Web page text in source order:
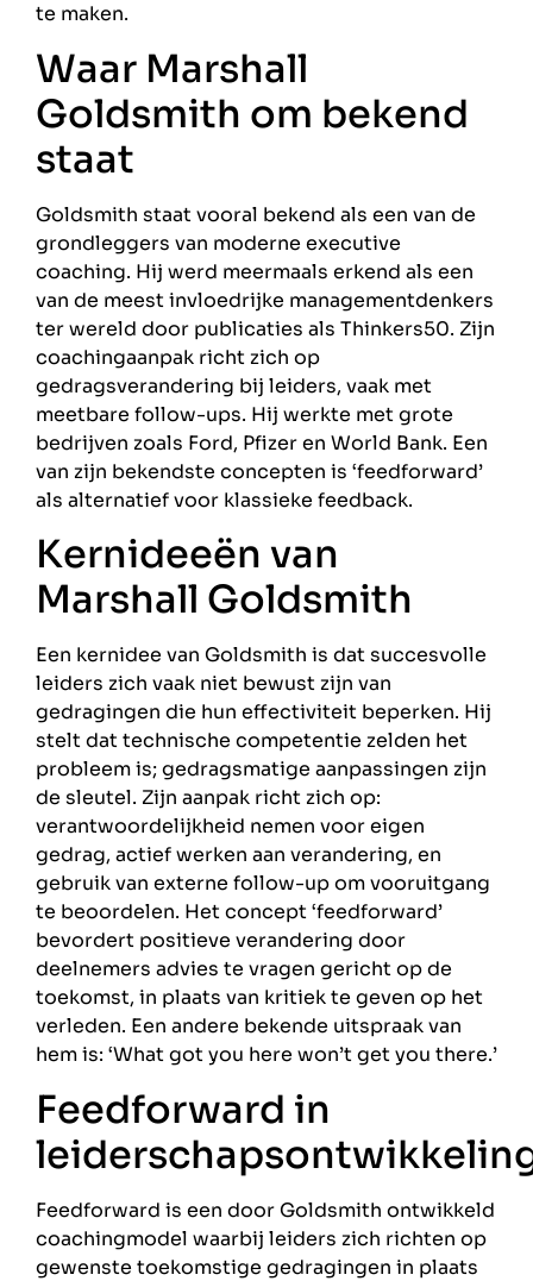
te maken.
Waar Marshall
Goldsmith om bekend
staat
Goldsmith staat vooral bekend als een van de
grondleggers van moderne executive
coaching. Hij werd meermaals erkend als een
van de meest invloedrijke managementdenkers
ter wereld door publicaties als Thinkers50. Zijn
coachingaanpak richt zich op
gedragsverandering bij leiders, vaak met
meetbare follow-ups. Hij werkte met grote
bedrijven zoals Ford, Pfizer en World Bank. Een
van zijn bekendste concepten is ‘feedforward’
als alternatief voor klassieke feedback.
Kernideeën van
Marshall Goldsmith
Een kernidee van Goldsmith is dat succesvolle
leiders zich vaak niet bewust zijn van
gedragingen die hun effectiviteit beperken. Hij
stelt dat technische competentie zelden het
probleem is; gedragsmatige aanpassingen zijn
de sleutel. Zijn aanpak richt zich op:
verantwoordelijkheid nemen voor eigen
gedrag, actief werken aan verandering, en
gebruik van externe follow-up om vooruitgang
te beoordelen. Het concept ‘feedforward’
bevordert positieve verandering door
deelnemers advies te vragen gericht op de
toekomst, in plaats van kritiek te geven op het
verleden. Een andere bekende uitspraak van
hem is: ‘What got you here won’t get you there.’
Feedforward in
Feedforward is een door Goldsmith ontwikkeld
coachingmodel waarbij leiders zich richten op
gewenste toekomstige gedragingen in plaats